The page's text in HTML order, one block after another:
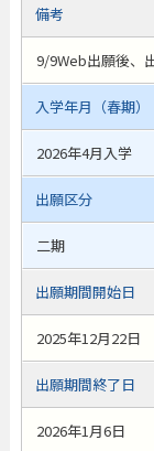
備考
9/9Web出願後、
入学年月（春期）
2026年4月入学
出願区分
二期
出願期間開始日
2025年12月22日
出願期間終了日
2026年1月6日